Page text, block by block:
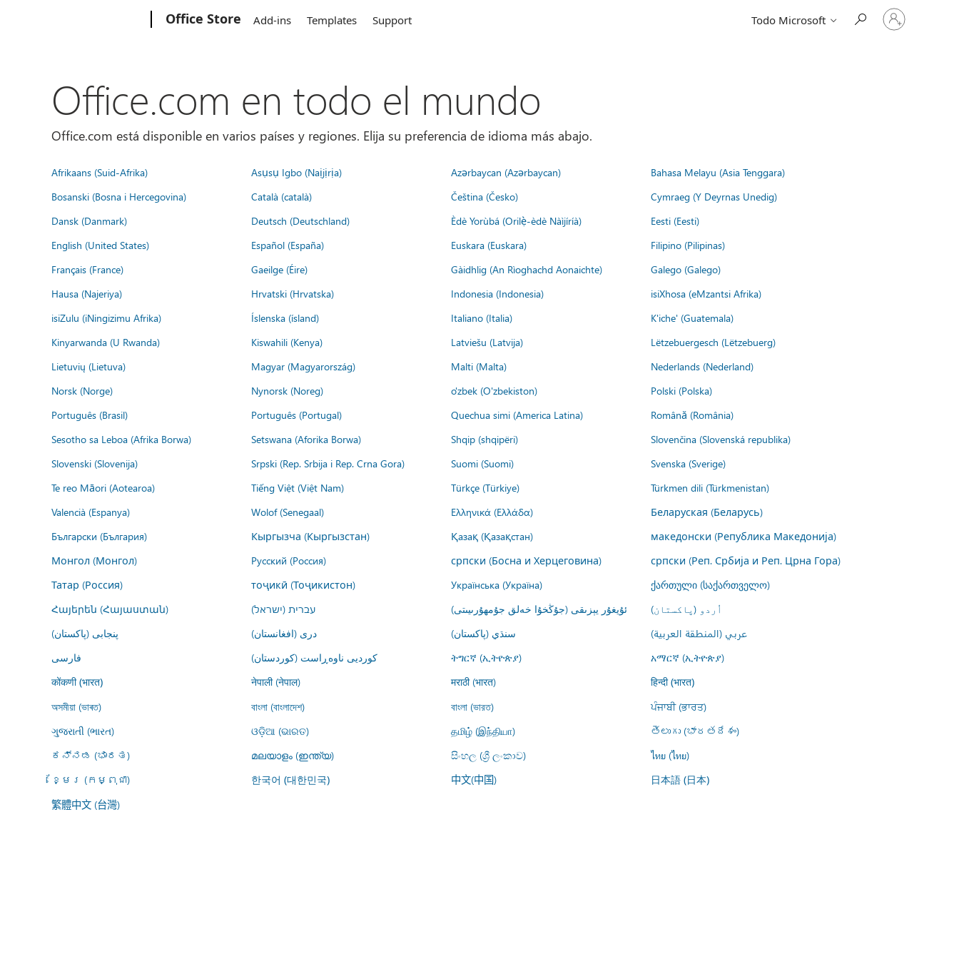
Office Store Add-ins Templates Support Todo Microsoft
Iniciar
sesión
Office.com en todo el mundo
Office.com está disponible en varios países y regiones. Elija su preferencia de idioma más abajo.
Afrikaans (Suid-Afrika) Asụsụ Igbo (Naịjịrịa) Azərbaycan (Azərbaycan)
Bahasa Melayu (Asia Tenggara)
Bosanski (Bosna i Hercegovina)
Català (català) Čeština (Česko)
Cymraeg (Y Deyrnas Unedig)
Dansk (Danmark)
Deutsch (Deutschland) Èdè Yorùbá (Orilẹ̀-èdè Nàìjíríà)
Eesti (Eesti)
English (United States)
Español (España) Euskara (Euskara)
Filipino (Pilipinas)
Français (France)
Gaeilge (Éire) Gàidhlig (An Rìoghachd Aonaichte)
Galego (Galego)
Hausa (Najeriya)
Hrvatski (Hrvatska) Indonesia (Indonesia)
isiXhosa (eMzantsi Afrika)
isiZulu (iNingizimu Afrika)
Íslenska (ísland) Italiano (Italia)
K'iche' (Guatemala)
Kinyarwanda (U Rwanda)
Kiswahili (Kenya) Latviešu (Latvija)
Lëtzebuergesch (Lëtzebuerg)
Lietuvių (Lietuva)
Magyar (Magyarország) Malti (Malta)
Nederlands (Nederland)
Norsk (Norge)
Nynorsk (Noreg) o'zbek (O'zbekiston)
Polski (Polska)
Português (Brasil)
Português (Portugal) Quechua simi (America Latina)
Română (România)
Sesotho sa Leboa (Afrika Borwa)
Setswana (Aforika Borwa) Shqip (shqipëri)
Slovenčina (Slovenská republika)
Slovenski (Slovenija)
Srpski (Rep. Srbija i Rep. Crna Gora) Suomi (Suomi)
Svenska (Sverige)
Te reo Māori (Aotearoa)
Tiếng Việt (Việt Nam) Türkçe (Türkiye)
Türkmen dili (Türkmenistan)
Valencià (Espanya)
Wolof (Senegaal) Ελληνικά (Ελλάδα)
Беларуская (Беларусь)
Български (България)
Кыргызча (Кыргызстан) Қазақ (Қазақстан)
македонски (Република Македонија)
Монгол (Монгол)
Русский (Россия) српски (Босна и Херцеговина)
српски (Реп. Србија и Реп. Црна Гора)
Татар (Россия)
тоҷикӣ (Тоҷикистон) Українська (Україна)
ქართული (საქართველო)
Հայերեն (Հայաստան)
עברית (ישראל) ئۇيغۇر يېزىقى (جۇڭخۇا خەلق جۇمھۇرىيىتى)
اُردو (پاکستان)
پنجابی (پاکستان)
درى (افغانستان) سنڌي (پاکستان)
عربي (المنطقة العربية)
فارسى
کوردیی ناوەڕاست (کوردستان) ትግርኛ (ኢትዮጵያ) አማርኛ (ኢትዮጵያ)
कोंकणी (भारत) नेपाली (नेपाल) मराठी (भारत) हिन्दी (भारत)
অসমীয়া (ভাৰত) বাংলা (বাংলাদেশ) বাংলা (ভারত)
ਪੰਜਾਬੀ (ਭਾਰਤ)
ગુજરાતી (ભારત)
ଓଡ଼ିଆ (ଭାରତ) தமிழ் (இந்தியா)
తెలుగు (భారతదేశం)
ಕನ್ನಡ (ಭಾರತ)
മലയാളം (ഇന്ത്യ) සිංහල (ශ්‍රී ලංකාව)
ไทย (ไทย)
ខ្មែរ (កម្ពុជា)
한국어 (대한민국) 中文(中国) 日本語 (日本)
繁體中文 (台灣)